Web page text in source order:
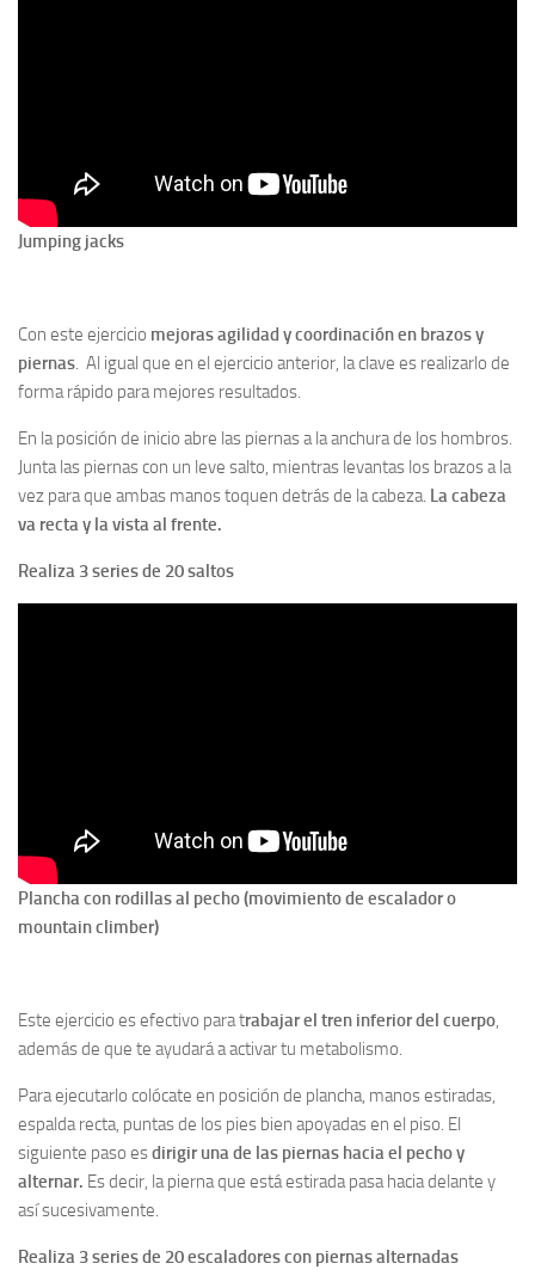
Jumping jacks
Con este ejercicio mejoras agilidad y coordinación en brazos y
piernas. Al igual que en el ejercicio anterior, la clave es realizarlo de
forma rápido para mejores resultados.
En la posición de inicio abre las piernas a la anchura de los hombros.
Junta las piernas con un leve salto, mientras levantas los brazos a la
vez para que ambas manos toquen detrás de la cabeza. La cabeza
va recta y la vista al frente.
Realiza 3 series de 20 saltos
Plancha con rodillas al pecho (movimiento de escalador o
mountain climber)
Este ejercicio es efectivo para trabajar el tren inferior del cuerpo,
además de que te ayudará a activar tu metabolismo.
Para ejecutarlo colócate en posición de plancha, manos estiradas,
espalda recta, puntas de los pies bien apoyadas en el piso. El
siguiente paso esdirigir una de las piernas hacia el pecho y
alternar. Es decir, la pierna que está estirada pasa hacia delante y
así sucesivamente.
Realiza 3 series de 20 escaladores con piernas alternadas